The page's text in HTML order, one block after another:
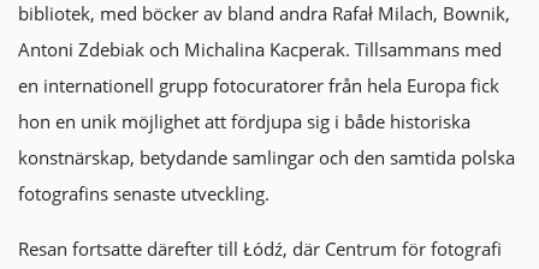
bibliotek, med böcker av bland andra Rafał Milach, Bownik,
Antoni Zdebiak och Michalina Kacperak. Tillsammans med
en internationell grupp fotocuratorer från hela Europa fick
hon en unik möjlighet att fördjupa sig i både historiska
konstnärskap, betydande samlingar och den samtida polska
fotografins senaste utveckling.
Resan fortsatte därefter till Łódź, där Centrum för fotografi